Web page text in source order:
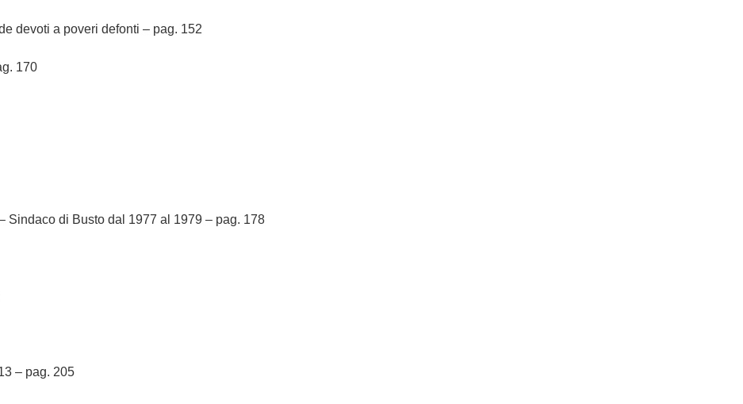
devoti a poveri defonti – pag. 152
170
Sindaco di Busto dal 1977 al 1979 – pag. 178
– pag. 205